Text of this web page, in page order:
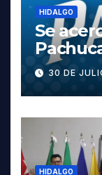
HIDALGO
Se
fechas
30 DE
HIDALGO